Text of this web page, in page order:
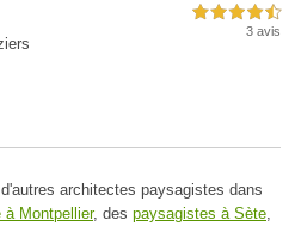
4,5 étoiles sur 5
3 avis
architectes paysagistes dans
à Montpellier, des paysagistes à Sète,